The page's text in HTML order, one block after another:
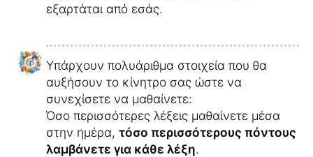
εξαρτάται από εσάς.
Υπάρχουν πολυάριθμα στοιχεία που θα
αυξήσουν το κίνητρο σας ώστε να
συνεχίσετε να μαθαίνετε:
Όσο περισσότερες λέξεις μαθαίνετε μέσα
στην ημέρα, τόσο περισσότερους πόντους
λαμβάνετε για κάθε λέξη.